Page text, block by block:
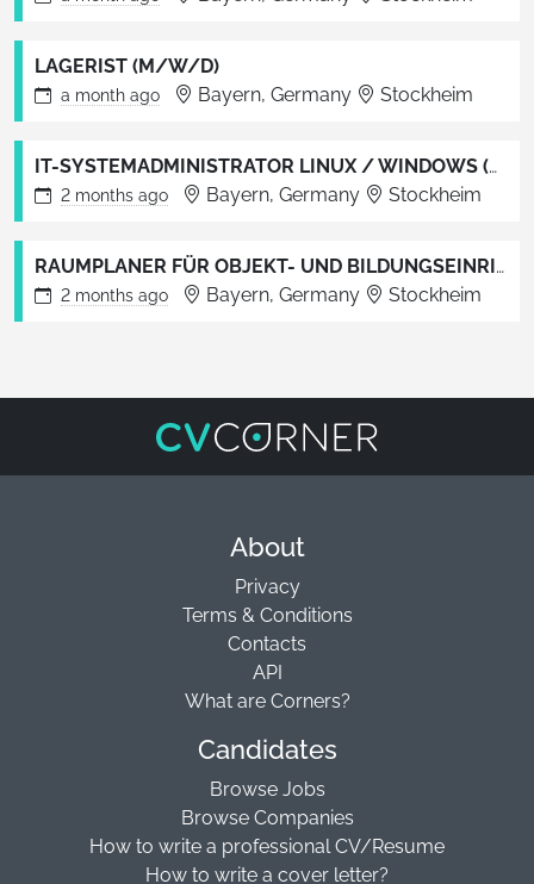
LAGERIST (M/W/D)
a month ago Bayern, Germany Stockheim
IT-SYSTEMADMINISTRATOR LINUX / WINDOWS (M/W/D)
2 months ago Bayern, Germany Stockheim
RAUMPLANER FÜR OBJEKT- UND BILDUNGSEINRICHTUNGEN (M/W/D)
2 months ago Bayern, Germany Stockheim
About
Privacy
Terms & Conditions
Contacts
API
What are Corners?
Candidates
Browse Jobs
Browse Companies
How to write a professional CV/Resume
How to write a cover letter?